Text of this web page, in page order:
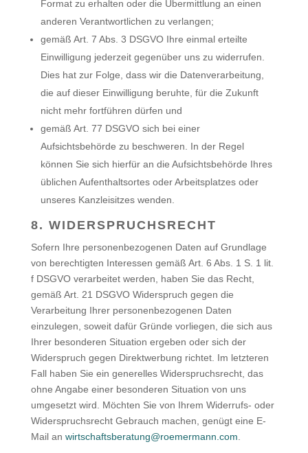
Format zu erhalten oder die Übermittlung an einen
anderen Verantwortlichen zu verlangen;
gemäß Art. 7 Abs. 3 DSGVO Ihre einmal erteilte
Einwilligung jederzeit gegenüber uns zu widerrufen.
Dies hat zur Folge, dass wir die Datenverarbeitung,
die auf dieser Einwilligung beruhte, für die Zukunft
nicht mehr fortführen dürfen und
gemäß Art. 77 DSGVO sich bei einer
Aufsichtsbehörde zu beschweren. In der Regel
können Sie sich hierfür an die Aufsichtsbehörde Ihres
üblichen Aufenthaltsortes oder Arbeitsplatzes oder
unseres Kanzleisitzes wenden.
8. WIDERSPRUCHSRECHT
Sofern Ihre personenbezogenen Daten auf Grundlage
von berechtigten Interessen gemäß Art. 6 Abs. 1 S. 1 lit.
f DSGVO verarbeitet werden, haben Sie das Recht,
gemäß Art. 21 DSGVO Widerspruch gegen die
Verarbeitung Ihrer personenbezogenen Daten
einzulegen, soweit dafür Gründe vorliegen, die sich aus
Ihrer besonderen Situation ergeben oder sich der
Widerspruch gegen Direktwerbung richtet. Im letzteren
Fall haben Sie ein generelles Widerspruchsrecht, das
ohne Angabe einer besonderen Situation von uns
umgesetzt wird. Möchten Sie von Ihrem Widerrufs- oder
Widerspruchsrecht Gebrauch machen, genügt eine E-
Mail an wirtschaftsberatung@roemermann.com